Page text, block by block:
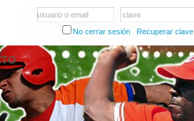
usuario o email
clave
No cerrar sesión
Recuperar clave